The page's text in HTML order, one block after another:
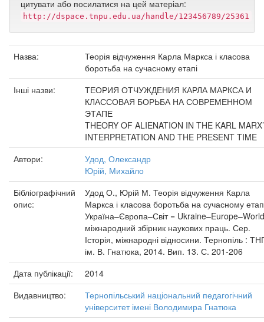
цитувати або посилатися на цей матеріал:
http://dspace.tnpu.edu.ua/handle/123456789/25361
Назва:
Теорія відчуження Карла Маркса і класова
боротьба на сучасному етапі
Інші назви:
ТЕОРИЯ ОТЧУЖДЕНИЯ КАРЛА МАРКСА И
КЛАССОВАЯ БОРЬБА НА СОВРЕМЕННОМ
ЭТАПЕ
THEORY OF ALIENATION IN THE KARL
INTERPRETATION AND THE PRESENT TIME
Автори:
Удод, Олександр
Юрій, Михайло
Бібліографічний
опис:
Удод О., Юрій М. Теорія відчуження Карла
Маркса і класова боротьба на сучасному
Україна–Європа–Світ =
міжнародний збірник наукових праць. Сер.
Історія, міжнародні відносини. Тернопіль :
ім. В. Гнатюка, 2014. Вип. 13. С. 201-206
Дата публікації:
2014
Видавництво:
Тернопільський національний педагогічний
університет імені Володимира Гнатюка